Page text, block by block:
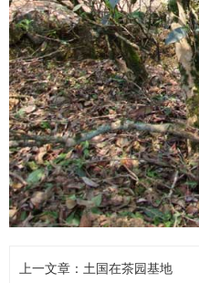
上一文章： 土国在茶园基地